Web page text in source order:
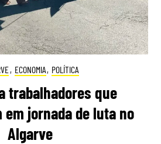
, ECONOMIA, POLÍTICA
trabalhadores que
jornada de luta no
Algarve